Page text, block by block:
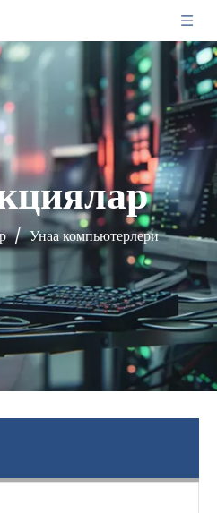
/ Унаа компьютерлери